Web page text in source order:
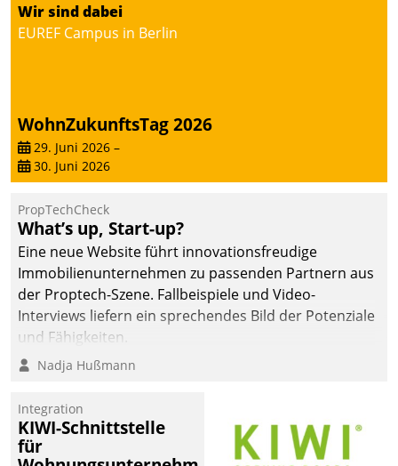
Wir sind dabei
EUREF Campus in Berlin
WohnZukunftsTag 2026
29. Juni 2026 –
30. Juni 2026
PropTechCheck
What’s up, Start-up?
Eine neue Website führt innovationsfreudige
Immobilienunternehmen zu passenden Partnern aus
der Proptech-Szene. Fallbeispiele und Video-
Interviews liefern ein sprechendes Bild der Potenziale
und Fähigkeiten.
Nadja Hußmann
Integration
KIWI-Schnittstelle
für